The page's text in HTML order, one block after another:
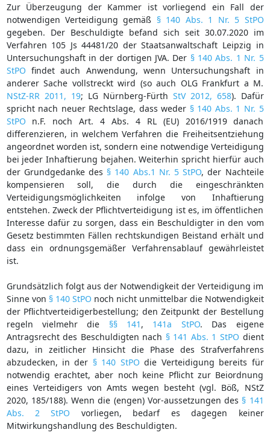
Zur Überzeugung der Kammer ist vorliegend ein Fall der
notwendigen Verteidigung gemäß § 140 Abs. 1 Nr. 5 StPO
gegeben. Der Beschuldigte befand sich seit 30.07.2020 im
Verfahren 105 Js 44481/20 der Staatsanwaltschaft Leipzig in
Untersuchungshaft in der dortigen JVA. Der § 140 Abs. 1 Nr. 5
StPO findet auch Anwendung, wenn Untersuchungshaft in
anderer Sache vollstreckt wird (so auch OLG Frankfurt a M.
NStZ-RR 2011, 19; LG Nürnberg-Fürth StV 2012, 658). Dafür
spricht nach neuer Rechtslage, dass weder § 140 Abs. 1 Nr. 5
StPO n.F. noch Art. 4 Abs. 4 RL (EU) 2016/1919 danach
differenzieren, in welchem Verfahren die Freiheitsentziehung
angeordnet worden ist, sondern eine notwendige Verteidigung
bei jeder Inhaftierung bejahen. Weiterhin spricht hierfür auch
der Grundgedanke des § 140 Abs.1 Nr. 5 StPO, der Nachteile
kompensieren soll, die durch die eingeschränkten
Verteidigungsmöglichkeiten infolge von Inhaftierung
entstehen. Zweck der Pflichtverteidigung ist es, im öffentlichen
Interesse dafür zu sorgen, dass ein Beschuldigter in den vom
Gesetz bestimmten Fällen rechtskundigen Beistand erhält und
dass ein ordnungsgemäßer Verfahrensablauf gewährleistet
ist.
Grundsätzlich folgt aus der Notwendigkeit der Verteidigung im
Sinne von § 140 StPO noch nicht unmittelbar die Notwendigkeit
der Pflichtverteidigerbestellung; den Zeitpunkt der Bestellung
regeln vielmehr die §§ 141 , 141a StPO. Das eigene
Antragsrecht des Beschuldigten nach § 141 Abs. 1 StPO dient
dazu, in zeitlicher Hinsicht die Phase des Strafverfahrens
abzudecken, in der § 140 StPO die Verteidigung bereits für
notwendig erachtet, aber noch keine Pflicht zur Beiordnung
eines Verteidigers von Amts wegen besteht (vgl. Böß, NStZ
2020, 185/188). Wenn die (engen) Vor-aussetzungen des § 141
Abs. 2 StPO vorliegen, bedarf es dagegen keiner
Mitwirkungshandlung des Beschuldigten.